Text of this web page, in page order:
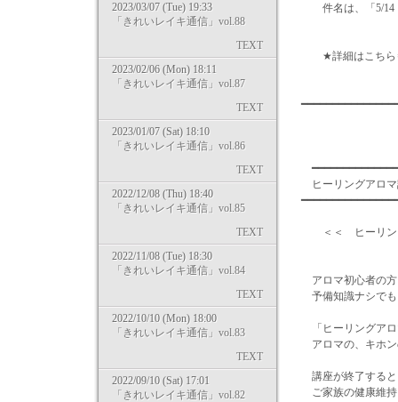
2023/03/07 (Tue) 19:33
「きれいレイキ通信」vol.88
TEXT
2023/02/06 (Mon) 18:11
「きれいレイキ通信」vol.87
TEXT
2023/01/07 (Sat) 18:10
「きれいレイキ通信」vol.86
TEXT
2022/12/08 (Thu) 18:40
「きれいレイキ通信」vol.85
TEXT
2022/11/08 (Tue) 18:30
「きれいレイキ通信」vol.84
TEXT
2022/10/10 (Mon) 18:00
「きれいレイキ通信」vol.83
TEXT
2022/09/10 (Sat) 17:01
「きれいレイキ通信」vol.82
件名は、「5/14
★詳細はこちら⇒
ヒーリング
＜＜ ヒーリン
アロマ初心者の方
予備知識ナシで
「ヒーリングアロ
アロマの、キホ
講座が終了すると
ご家族の健康維